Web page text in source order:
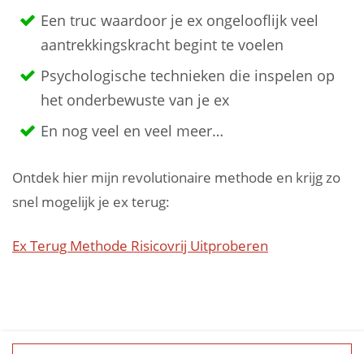
Een truc waardoor je ex ongelooflijk veel
aantrekkingskracht begint te voelen
Psychologische technieken die inspelen op
het onderbewuste van je ex
En nog veel en veel meer…
Ontdek hier mijn revolutionaire methode en krijg zo
snel mogelijk je ex terug:
Ex Terug Methode Risicovrij Uitproberen